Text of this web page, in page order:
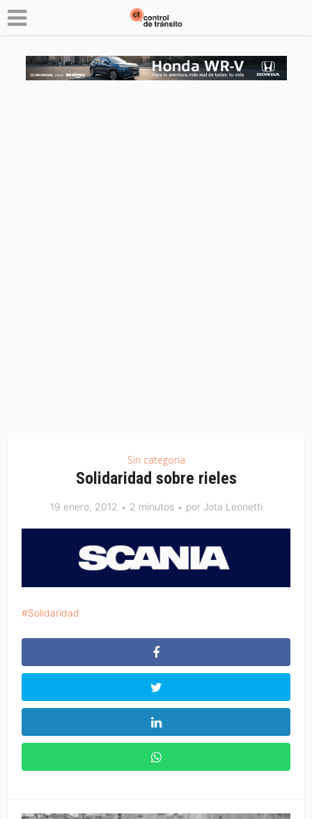
Sin categoría
Solidaridad sobre rieles
19 enero, 2012 2 minutos por Jota Leonetti
Solidaridad